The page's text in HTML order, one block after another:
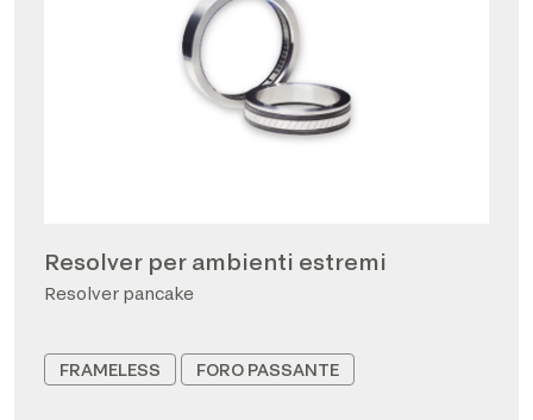
Resolver per ambienti estremi
Resolver pancake
FRAMELESS FORO PASSANTE